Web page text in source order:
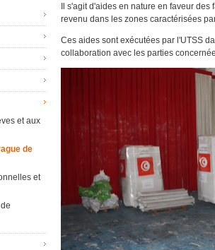
s'agit d'aides en nature en faveur des
revenu dans les zones caractérisées
Ces aides sont exécutées par l'UTSS
collaboration avec les parties
et aux
de
et